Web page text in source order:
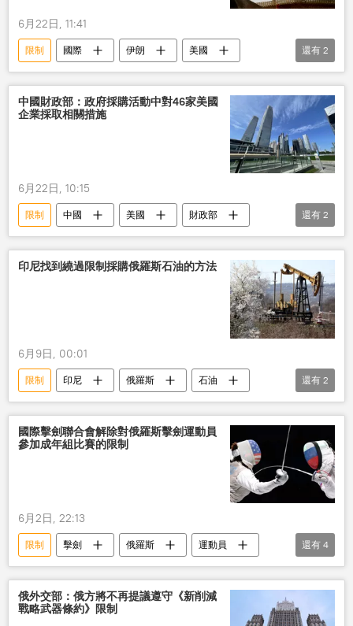
6月22日, 11:41
限制 國際 伊朗
美國
石油
解除
還有 2
中國財政部：政府採購活動中對46家美國
企業採取相關措施
6月22日, 10:15
限制 中國 美國
財政部
採購
措施
還有 2
印尼找到繞過限制採購俄羅斯石油的方法
6月9日, 00:01
限制 印尼 俄羅斯
石油
採購
方法
還有 2
國際擊劍聯合會解除對俄羅斯擊劍運動員
參加成年組比賽的限制
6月2日, 22:13
限制 擊劍 俄羅斯
運動員
國際
比賽 參加 解除
還有 4
俄外交部：俄方將不再提議遵守《新削減
戰略武器條約》限制